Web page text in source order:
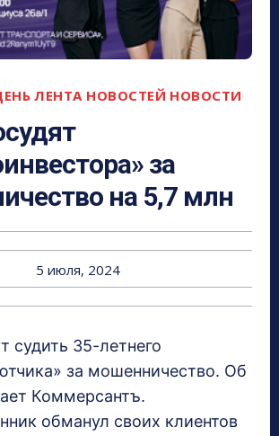
ЛЕНТА НОВОСТЕЙ НОВОСТИ
за
на 5,7 млн
5 июля, 2024
судить 35-летнего
за мошенничество. Об
Коммерсантъ.
обманул своих клиентов